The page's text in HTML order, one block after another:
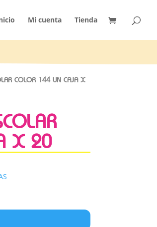
Mi cuenta Tienda
COLOR 144 UN CAJA X
X 20